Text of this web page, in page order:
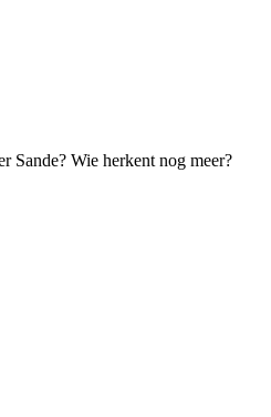
Sande? Wie herkent nog meer?